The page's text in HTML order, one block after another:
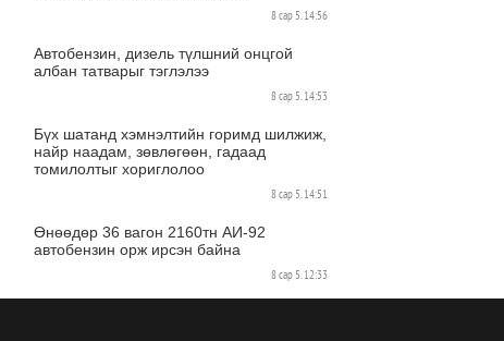
8 сар 5. 14:56
Автобензин, дизель түлшний онцгой
албан татварыг тэглэлээ
8 сар 5. 14:53
Бүх шатанд хэмнэлтийн горимд шилжиж,
найр наадам, зөвлөгөөн, гадаад
томилолтыг хориглолоо
8 сар 5. 14:51
Өнөөдөр 36 вагон 2160тн АИ-92
автобензин орж ирсэн байна
8 сар 5. 12:33